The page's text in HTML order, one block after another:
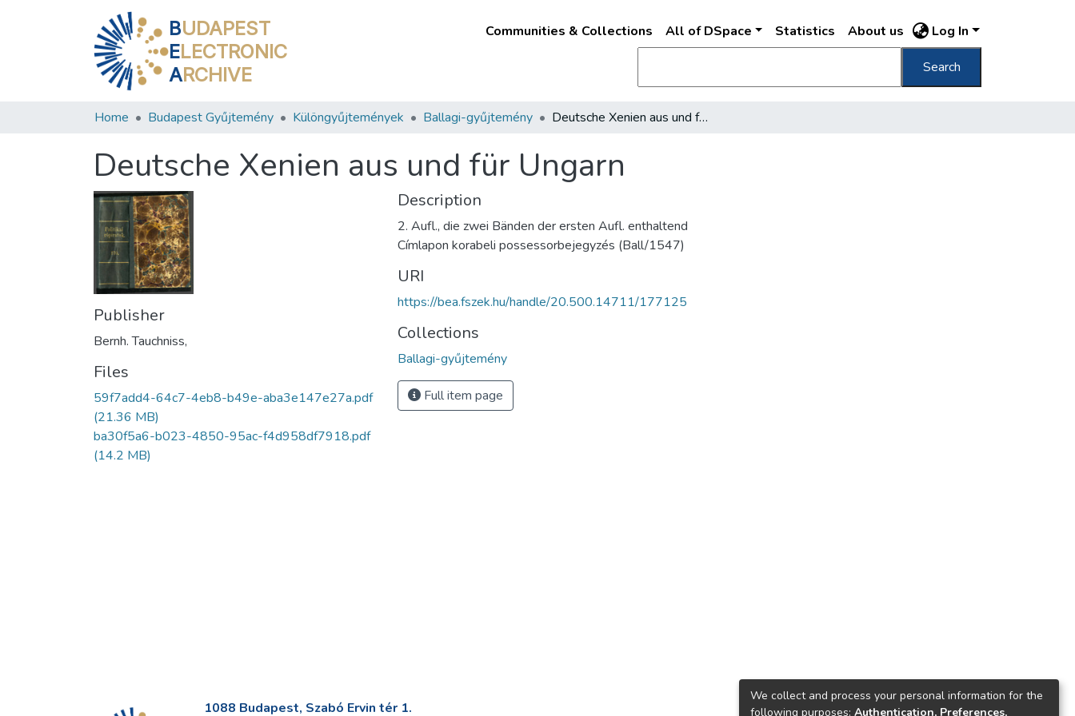
BUDAPEST
ELECTRONIC
ARCHIVE
Communities & Collections All of DSpace Statistics About us Log In
Search
Home Budapest Gyűjtemény Különgyűjtemények Ballagi-gyűjtemény Deutsche Xenien aus und für Ungarn
Deutsche Xenien aus und für Ungarn
Publisher
Bernh. Tauchniss,
Files
59f7add4-64c7-4eb8-b49e-aba3e147e27a.pdf
(21.36 MB)
ba30f5a6-b023-4850-95ac-f4d958df7918.pdf
(14.2 MB)
Description
2. Aufl., die zwei Bänden der ersten Aufl. enthaltend
Címlapon korabeli possessorbejegyzés (Ball/1547)
URI
https://bea.fszek.hu/handle/20.500.14711/177125
Collections
Ballagi-gyűjtemény
Full item page
1088 Budapest, Szabó Ervin tér 1.
We collect and process your personal information for the
following purposes: Authentication, Preferences,